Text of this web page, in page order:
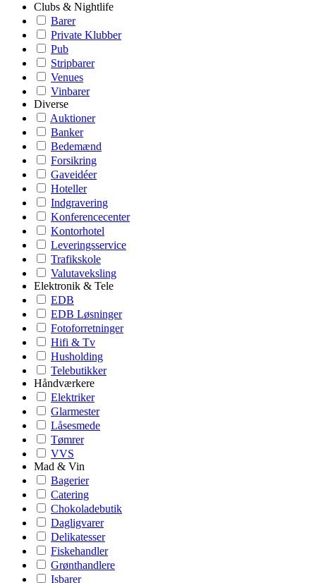
Clubs & Nightlife
Barer
Private Klubber
Pub
Stripbarer
Venues
Vinbarer
Diverse
Auktioner
Banker
Bedemænd
Forsikring
Gaveidéer
Hoteller
Indgravering
Konferencecenter
Kontorhotel
Leveringsservice
Trafikskole
Valutaveksling
Elektronik & Tele
EDB
EDB Løsninger
Fotoforretninger
Hifi & Tv
Husholding
Telebutikker
Håndværkere
Elektriker
Glarmester
Låsesmede
Tømrer
VVS
Mad & Vin
Bagerier
Catering
Chokoladebutik
Dagligvarer
Delikatesser
Fiskehandler
Grønthandlere
Isbarer